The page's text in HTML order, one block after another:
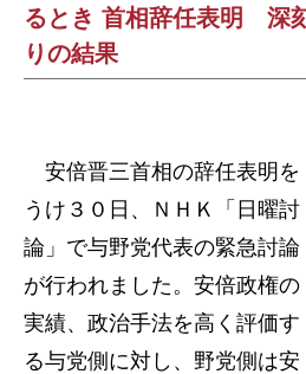
るとき 首相辞任表明 深
りの結果
安倍晋三首相の辞任表明を
うけ３０日、ＮＨＫ「日曜討
論」で与野党代表の緊急討論
が行われました。安倍政権の
実績、政治手法を高く評価す
る与党側に対し、野党側は安